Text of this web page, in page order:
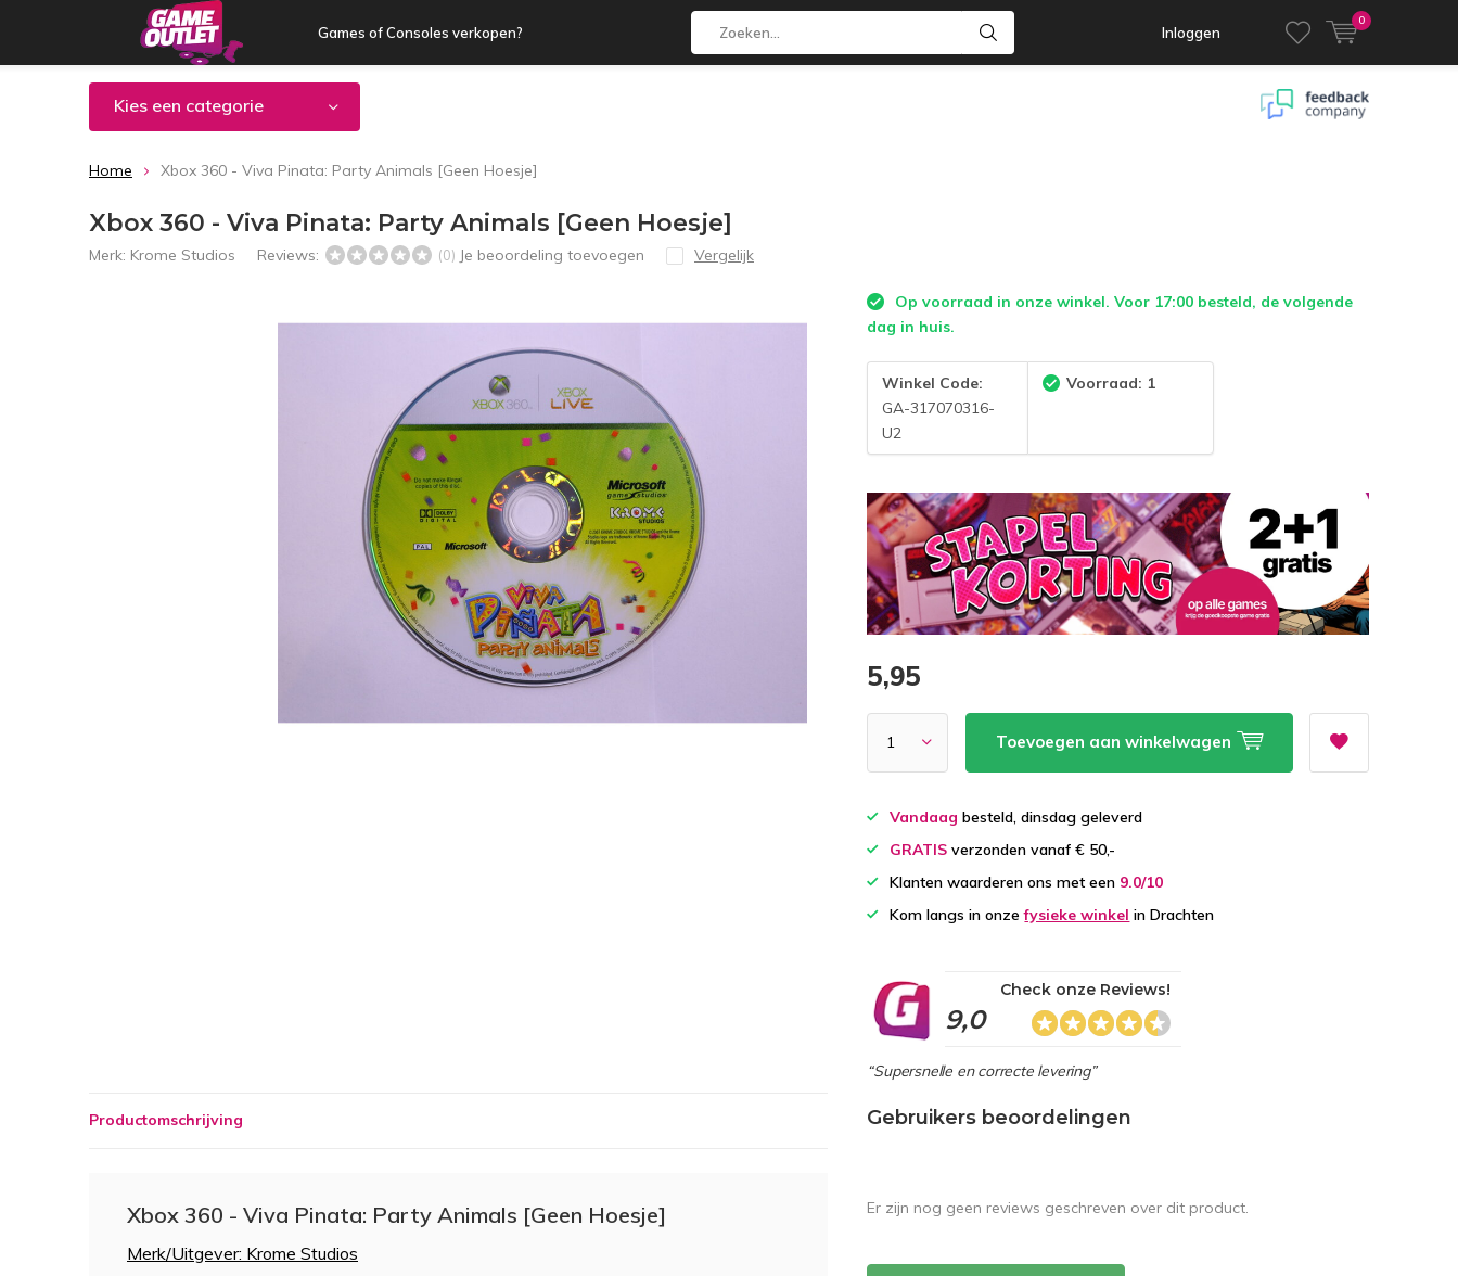
Games of Consoles verkopen? Inloggen
0
Kies een categorie
Home Xbox 360 - Viva Pinata: Party Animals [Geen Hoesje]
Xbox 360 - Viva Pinata: Party Animals [Geen Hoesje]
Merk: Krome Studios Reviews: (0) Je beoordeling toevoegen Vergelijk
Op voorraad in onze winkel. Voor 17:00 besteld, de volgende
dag in huis.
Winkel Code:
GA-317070316-
U2
Voorraad: 1
5,95
Toevoegen aan winkelwagen
Vandaag besteld, dinsdag geleverd
GRATIS verzonden vanaf € 50,-
Klanten waarderen ons met een 9.0/10
Kom langs in onzefysieke winkel in Drachten
9,0
Check onze Reviews!
“Supersnelle en correcte levering”
Productomschrijving
Xbox 360 - Viva Pinata: Party Animals [Geen Hoesje]
Merk/Uitgever: Krome Studios
Gebruikers beoordelingen
Er zijn nog geen reviews geschreven over dit product.